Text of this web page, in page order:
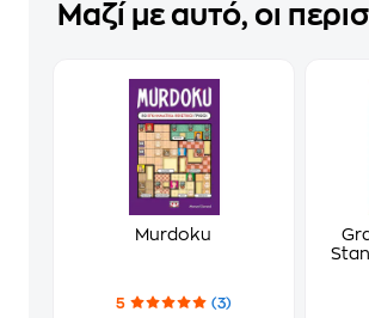
Μαζί με αυτό, οι
Murdoku
5
(3)